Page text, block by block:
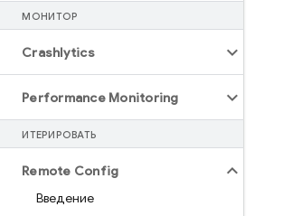
МОНИТОР
Crashlytics
Performance Monitoring
ИТЕРИРОВАТЬ
Remote Config
Введение